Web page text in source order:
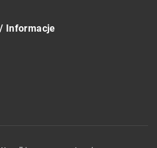
Informacje